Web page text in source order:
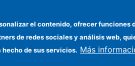
Próximo
Instituto de Políticas y Bienes
Públicos
el contenido, ofrecer
de redes sociales y análisis web,
de sus servicios. Más